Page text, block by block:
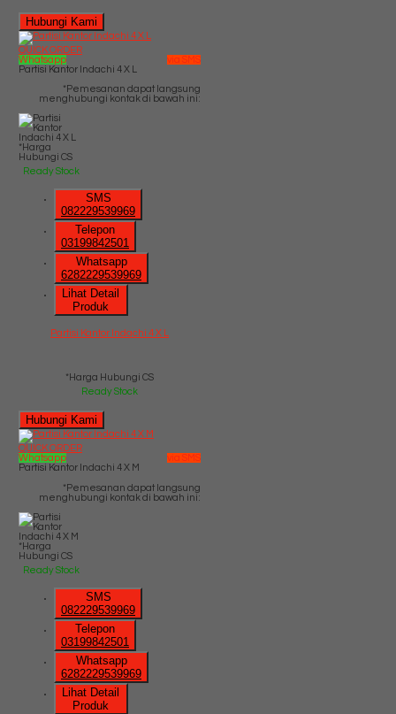
Hubungi Kami
QUICK ORDER
Whatsapp
via SMS
Partisi Kantor Indachi 4 X L
*Pemesanan dapat langsung
menghubungi kontak di bawah ini:
*Harga
Hubungi CS
Ready Stock
SMS
082229539969
Telepon
03199842501
Whatsapp
6282229539969
Lihat Detail
Produk
Partisi Kantor Indachi 4 X L
*Harga Hubungi CS
Ready Stock
Hubungi Kami
QUICK ORDER
Whatsapp
via SMS
Partisi Kantor Indachi 4 X M
*Pemesanan dapat langsung
menghubungi kontak di bawah ini:
*Harga
Hubungi CS
Ready Stock
SMS
082229539969
Telepon
03199842501
Whatsapp
6282229539969
Lihat Detail
Produk